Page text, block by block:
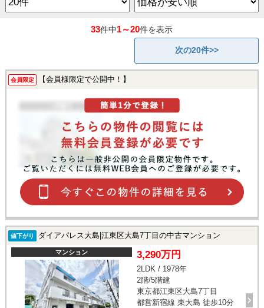
33件中1～20件を表示
次の20件>>
会員限定 【会員様限定で公開中！】
値下がり ダイアパレス大島|江東区大島7丁目の中古マンション
マンション 3,290万円
2LDK / 1978年
2階/5階建
東京都江東区大島7丁目
都営新宿線 東大島 徒歩10分